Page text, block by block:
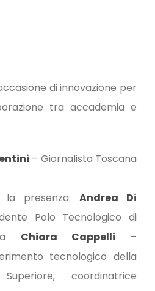
di innovazione per
tra accademia e
– Giornalista Toscana
la presenza: Andrea Di
Polo Tecnologico di
Chiara Cappelli –
tecnologico della
coordinatrice